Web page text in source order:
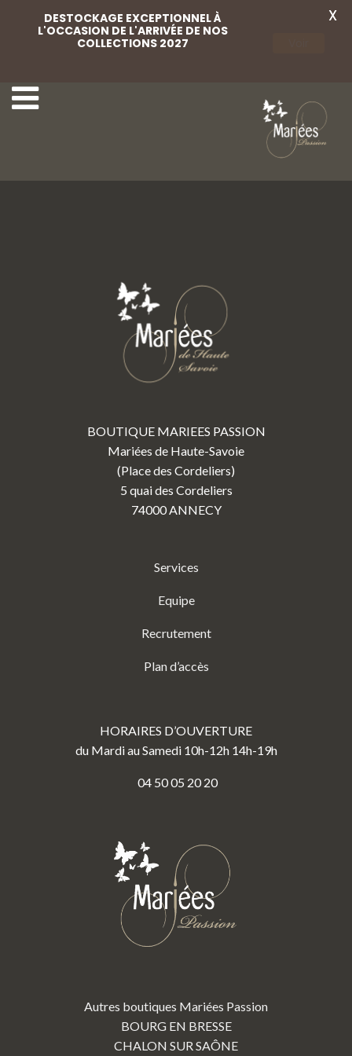
BOUTIQUE MARIEES PASSION
Mariées de Haute-Savoie
(Place des Cordeliers)
5 quai des Cordeliers
74000 ANNECY
Services
Equipe
Recrutement
Plan d’accès
HORAIRES D’OUVERTURE
du Mardi au Samedi 10h-12h 14h-19h
04 50 05 20 20
Autres boutiques Mariées Passion
BOURG EN BRESSE
CHALON SUR SAÔNE
DESTOCKAGE EXCEPTIONNEL À
L'OCCASION DE L'ARRIVÉE DE NOS
COLLECTIONS 2027
X